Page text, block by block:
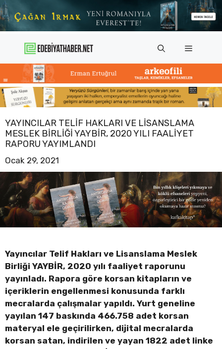
İçeriğe
atla
Menü
YAYINCILAR TELIF HAKLARI VE LISANSLAMA
MESLEK BIRLIĞI YAYBİR, 2020 YILI FAALIYET
RAPORU YAYIMLANDI
Ocak 29, 2021
Yayıncılar Telif Hakları ve Lisanslama Meslek
Birliği YAYBİR, 2020 yılı faaliyet raporunu
yayınladı. Rapora göre korsan kitapların ve
içeriklerin engellenmesi konusunda farklı
mecralarda çalışmalar yapıldı. Yurt geneline
yayılan 147 baskında 466.758 adet korsan
materyal ele geçirilirken, dijital mecralarda
korsan satan, indirilen ve yayan 1822 adet linke